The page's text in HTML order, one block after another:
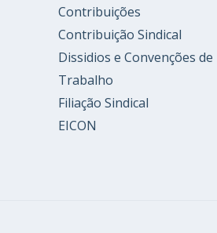
Contribuições
Contribuição Sindical
Dissidios e Convenções de
Trabalho
Filiação Sindical
EICON